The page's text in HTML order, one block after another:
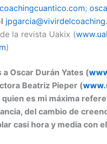
;
la revista Uakix (
)
Oscar Durán Yates (
Beatriz Pieper (
es mi máxima
del cambio de
casi hora y media con